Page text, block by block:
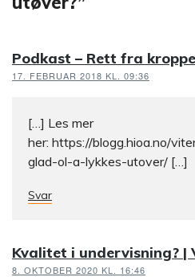
Podkast – Rett fra
17. FEBRUAR 2018 KL. 09:36
[…] Les mer
her: https://blogg.hioa.no/
glad-ol-a-lykkes-utover/ […]
Svar
Kvalitet i undervisning? |
8. OKTOBER 2020 KL. 16:46